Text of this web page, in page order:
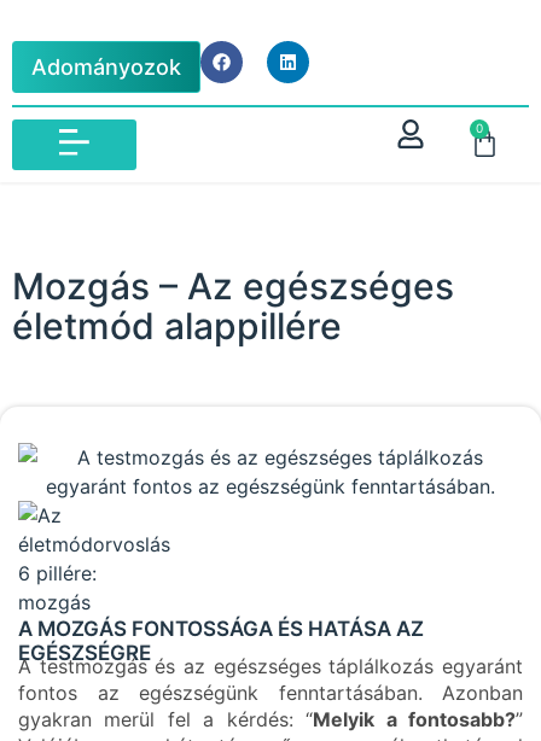
Adományozok
0
Mozgás – Az egészséges
életmód alappillére
A MOZGÁS FONTOSSÁGA ÉS HATÁSA AZ
EGÉSZSÉGRE
A testmozgás és az egészséges táplálkozás egyaránt
fontos az egészségünk fenntartásában. Azonban
gyakran merül fel a kérdés: “Melyik a fontosabb?”